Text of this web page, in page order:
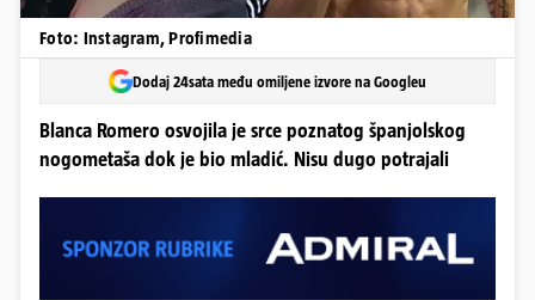
Foto: Instagram, Profimedia
Dodaj 24sata među omiljene izvore na Googleu
Blanca Romero osvojila je srce poznatog španjolskog
nogometaša dok je bio mladić. Nisu dugo potrajali